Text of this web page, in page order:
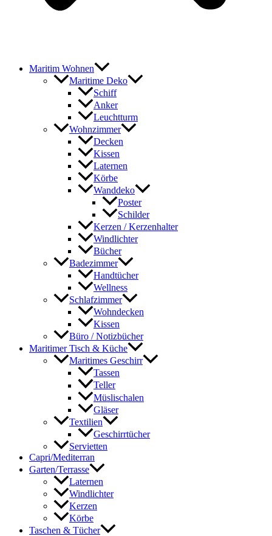
Maritim Wohnen
Maritime Deko
Schiff
Anker
Leuchtturm
Wohnzimmer
Decken
Kissen
Laternen
Körbe
Wanddeko
Poster
Schilder
Kerzen / Kerzenhalter
Windlichter
Bücher
Badezimmer
Handtücher
Wellness
Schlafzimmer
Wohndecken
Kissen
Büro / Notizbücher
Maritimer Tisch & Küche
Maritimes Geschirr
Tassen
Teller
Müslischalen
Gläser
Textilien
Geschirrtücher
Servietten
Capri/Mediterran
Garten/Terrasse
Laternen
Windlichter
Kerzen
Körbe
Taschen & Tücher